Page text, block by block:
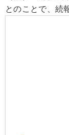
とのことで、続